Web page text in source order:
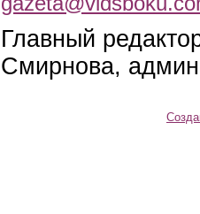
Главный
Смирнова,